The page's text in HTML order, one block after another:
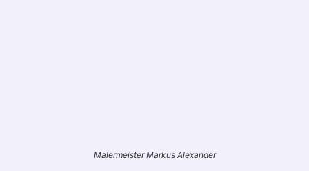
Malermeister Markus Alexander